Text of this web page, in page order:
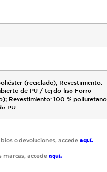
(reciclado); Revestimiento:
de PU / tejido liso Forro –
Revestimiento: 100 % poliuretano
PU
o devoluciones, accede aquí.
marcas, accede aquí.